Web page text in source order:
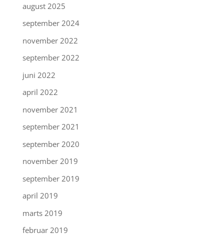
august 2025
september 2024
november 2022
september 2022
juni 2022
april 2022
november 2021
september 2021
september 2020
november 2019
september 2019
april 2019
marts 2019
februar 2019